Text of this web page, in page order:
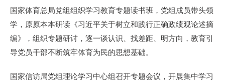
国家体育总局党组组织学习教育专题读书班，党组成员带头领
学，原原本本研读《习近平关于树立和践行正确政绩观论述摘
编》，组织专题研讨，逐一谈认识、找差距、明方向，教育引
导党员干部不断筑牢体育为民的思想基础。
国家信访局党组理论学习中心组召开专题会议，开展集中学习